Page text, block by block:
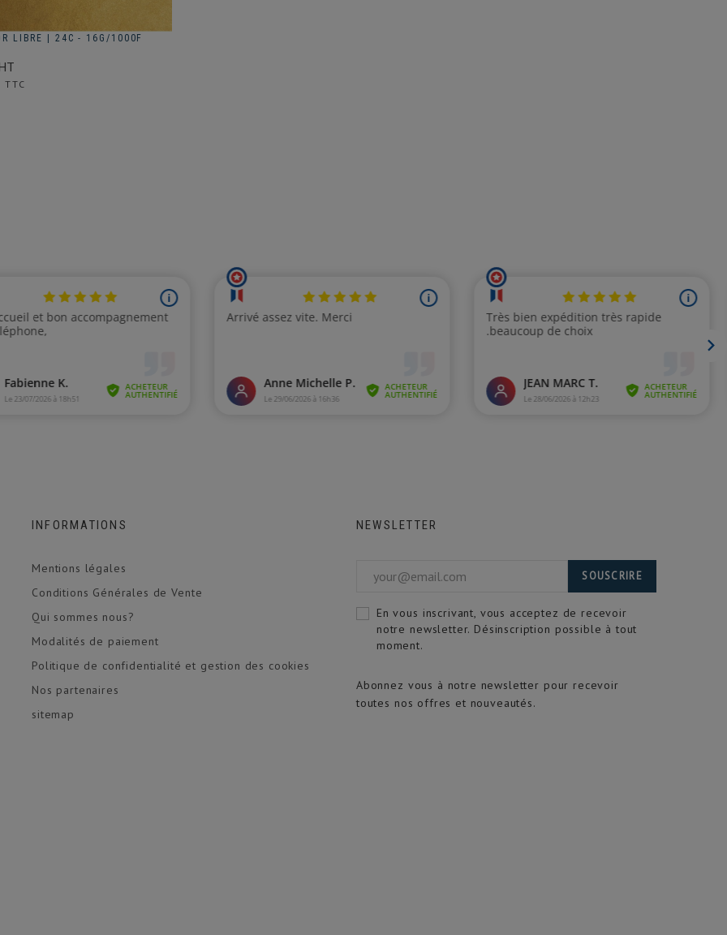
LIBRE | 24C - 16G/1000F
INFORMATIONS
Mentions légales
Conditions Générales de Vente
Qui sommes nous?
Modalités de paiement
Politique de confidentialité et gestion des cookies
Nos partenaires
sitemap
NEWSLETTER
Abonnez vous à notre newsletter pour recevoir
toutes nos offres et nouveautés.
SOUSCRIRE
En vous inscrivant, vous acceptez de recevoir
notre newsletter. Désinscription possible à tout
moment.